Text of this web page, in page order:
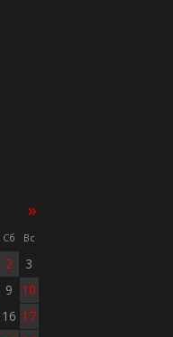
»
Сб Вс
2
3
9
10
16 17